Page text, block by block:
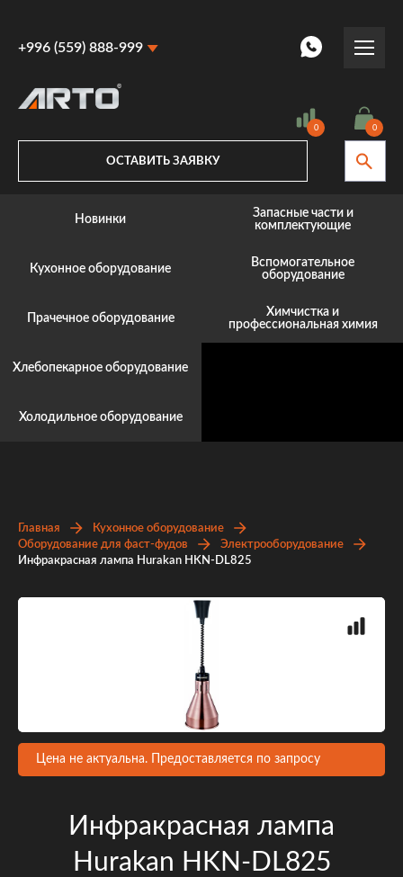
+996 (559) 888-999
+996 (559) 888-999
0 0
ОСТАВИТЬ ЗАЯВКУ
Новинки
Кухонное оборудование
Прачечное оборудование
Хлебопекарное оборудование
Холодильное оборудование
Запасные части и
комплектующие
Вспомогательное
оборудование
Химчистка и
профессиональная химия
Главная
Кухонное оборудование
Оборудование для фаст-фудов
Электрооборудование
Инфракрасная лампа Hurakan HKN-DL825
Цена не актуальна. Предоставляется по запросу
Инфракрасная лампа
Hurakan HKN-DL825